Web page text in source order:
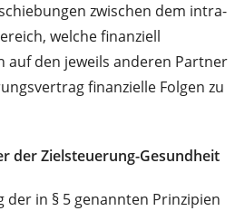
zwischen dem intra-
welche finanziell
auf den jeweils anderen Partner
finanzielle Folgen zu
der Zielsteuerung-Gesundheit
der in § 5 genannten Prinzipien